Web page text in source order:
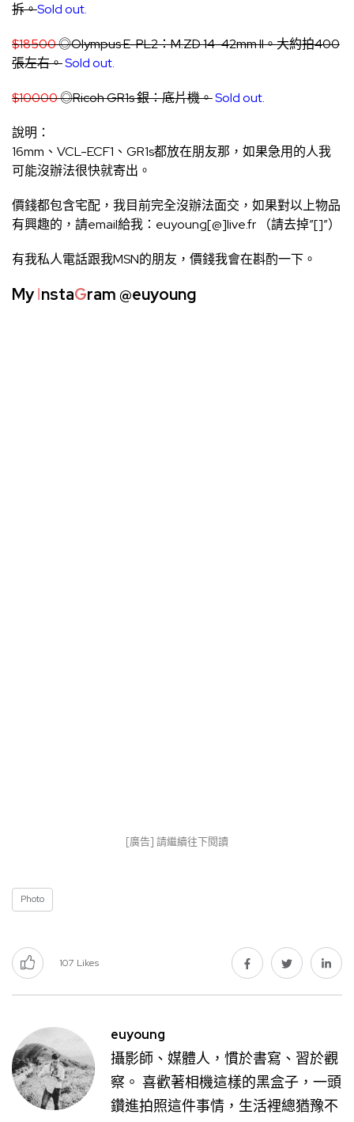
拆。Sold out.
$18500◎Olympus E-PL2：M.ZD 14-42mm II。大約拍400
張左右。Sold out.
$10000◎Ricoh GR1s 銀：底片機。Sold out.
說明：
16mm、VCL-ECF1、GR1s都放在朋友那，如果急用的人我
可能沒辦法很快就寄出。
價錢都包含宅配，我目前完全沒辦法面交，如果對以上物品
有興趣的，請email給我：euyoung[@]live.fr （請去掉”[]”）
有我私人電話跟我MSN的朋友，價錢我會在斟酌一下。
MyInstaGram@euyoung
[廣告] 請繼續往下閱讀
Photo
107 Likes
euyoung
攝影師、媒體人，慣於書寫、習於觀
察。 喜歡著相機這樣的黑盒子，一頭
鑽進拍照這件事情，生活裡總猶豫不